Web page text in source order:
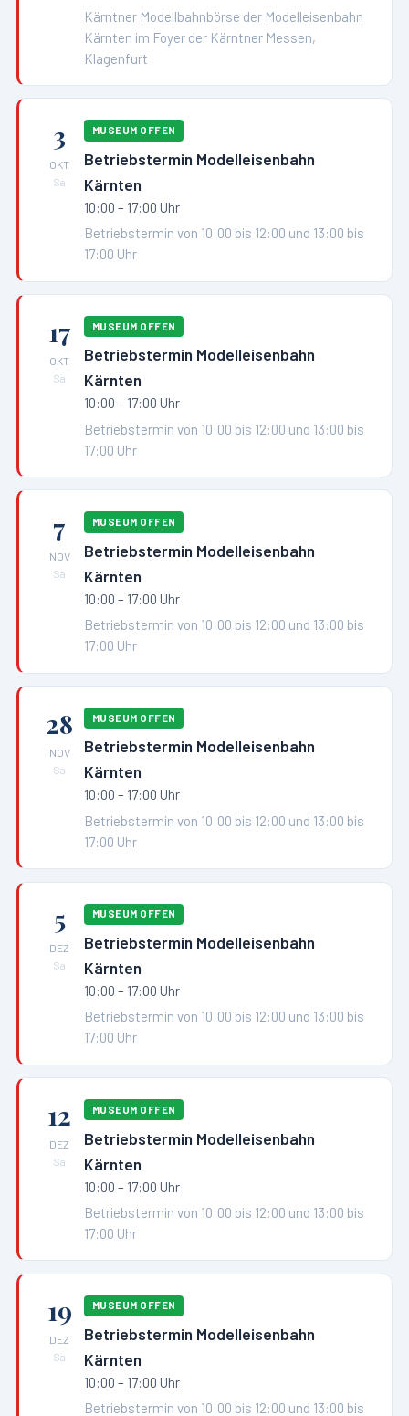
Kärntner Modellbahnbörse der Modelleisenbahn
Kärnten im Foyer der Kärntner Messen,
Klagenfurt
3
OKT
Sa
MUSEUM OFFEN
Betriebstermin Modelleisenbahn
Kärnten
10:00 – 17:00 Uhr
Betriebstermin von 10:00 bis 12:00 und 13:00 bis
17:00 Uhr
17
OKT
Sa
MUSEUM OFFEN
Betriebstermin Modelleisenbahn
Kärnten
10:00 – 17:00 Uhr
Betriebstermin von 10:00 bis 12:00 und 13:00 bis
17:00 Uhr
7
NOV
Sa
MUSEUM OFFEN
Betriebstermin Modelleisenbahn
Kärnten
10:00 – 17:00 Uhr
Betriebstermin von 10:00 bis 12:00 und 13:00 bis
17:00 Uhr
28
NOV
Sa
MUSEUM OFFEN
Betriebstermin Modelleisenbahn
Kärnten
10:00 – 17:00 Uhr
Betriebstermin von 10:00 bis 12:00 und 13:00 bis
17:00 Uhr
5
DEZ
Sa
MUSEUM OFFEN
Betriebstermin Modelleisenbahn
Kärnten
10:00 – 17:00 Uhr
Betriebstermin von 10:00 bis 12:00 und 13:00 bis
17:00 Uhr
12
DEZ
Sa
MUSEUM OFFEN
Betriebstermin Modelleisenbahn
Kärnten
10:00 – 17:00 Uhr
Betriebstermin von 10:00 bis 12:00 und 13:00 bis
17:00 Uhr
19
DEZ
Sa
MUSEUM OFFEN
Betriebstermin Modelleisenbahn
Kärnten
10:00 – 17:00 Uhr
Betriebstermin von 10:00 bis 12:00 und 13:00 bis